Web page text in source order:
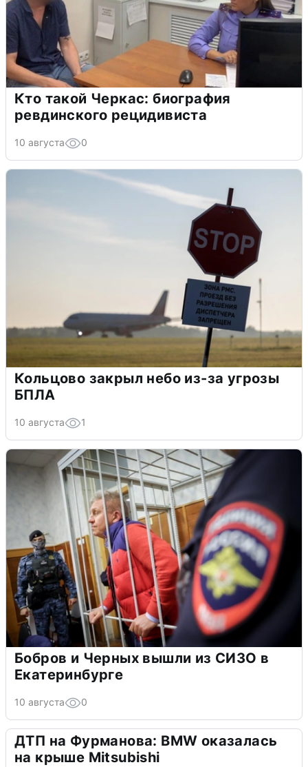
Кто такой Черкас: биография
ревдинского рецидивиста
10 августа 0
Кольцово закрыл небо из-за угрозы
БПЛА
10 августа 1
Бобров и Черных вышли из СИЗО в
Екатеринбурге
10 августа 0
ДТП на Фурманова: BMW оказалась
на крыше Mitsubishi